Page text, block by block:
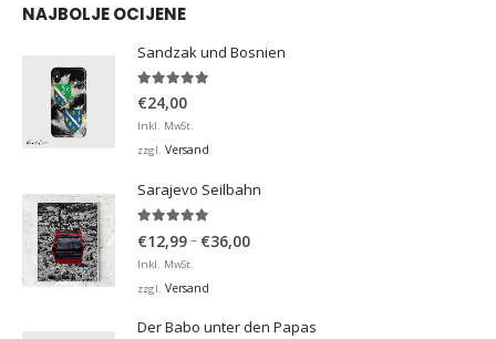
NAJBOLJE OCIJENE
Sandzak und Bosnien
5.00von 5
€24,00
Inkl. MwSt.
zzgl. Versand
Sarajevo Seilbahn
€12,99– €36,00Preisspanne:
Inkl. MwSt.
zzgl. Versand
Der Babo unter den Papas